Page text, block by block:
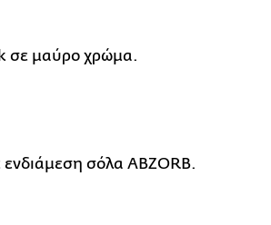
σε μαύρο χρώμα.
σόλα ABZORB.